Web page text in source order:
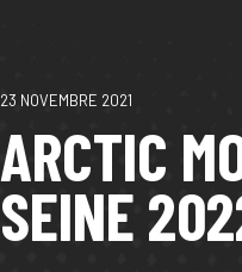
23 NOVEMBRE 2021
ARCTIC
SEINE